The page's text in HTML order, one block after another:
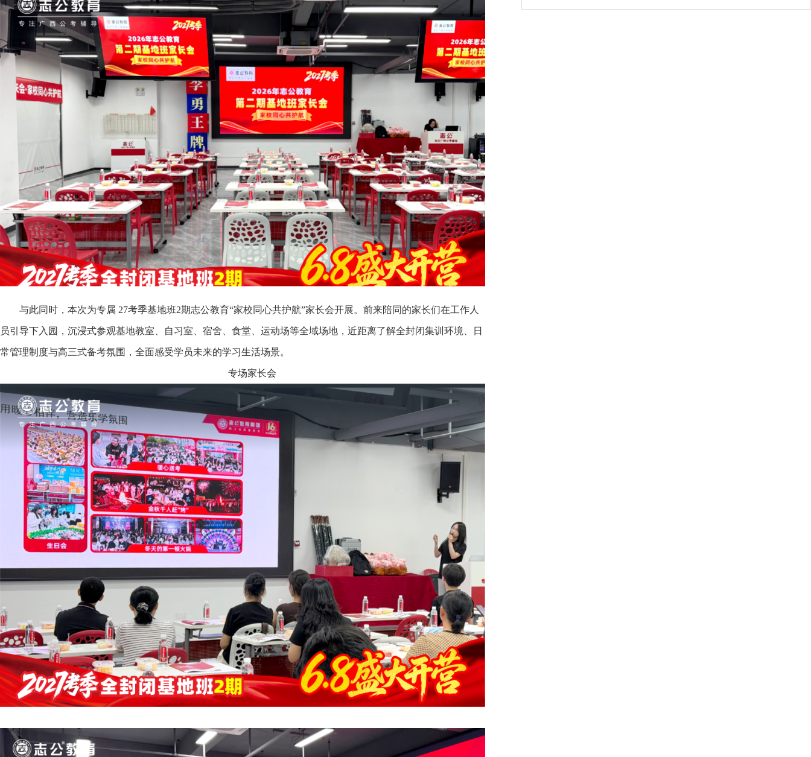
与此同时，本次为专属 27考季基地班2期志公教育“家校同心共护航”家长会开展。前来陪同的家长们在工作人
员引导下入园，沉浸式参观基地教室、自习室、宿舍、食堂、运动场等全域场地，近距离了解全封闭集训环境、日
常管理制度与高三式备考氛围，全面感受学员未来的学习生活场景。
专场家长会